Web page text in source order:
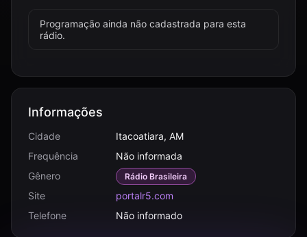
Programação ainda não cadastrada para esta
rádio.
Informações
Cidade
Itacoatiara, AM
Frequência
Não informada
Gênero
Rádio Brasileira
Site
portalr5.com
Telefone
Não informado